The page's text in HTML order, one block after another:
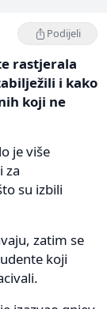
Podijeli
rastjerala
i kako
koji ne
je više
za
su izbili
zatim se
koji